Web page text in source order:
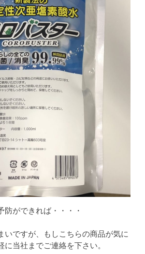
防ができれば・・・・
いですが、もしこちらの商品が気に
に当社までご連絡を下さい。